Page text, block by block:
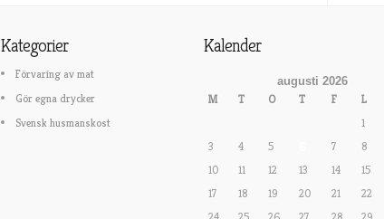
Kategorier
Förvaring av mat
Gör egna drycker
Svensk husmanskost
Kalender
augusti 2026
M
T O T F L
1
3
4 5 7 8
10
11 12 13 14 15
17
18 19 20 21 22